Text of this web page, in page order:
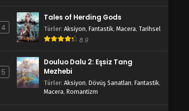
4
Tales of Herding Gods
Türler: Aksiyon, Fantastik, Macera, Tarihsel
8.9
5
Douluo Dalu 2: Eşsiz Tang
Mezhebi
Türler: Aksiyon, Dövüş Sanatları, Fantastik,
Macera, Romantizm